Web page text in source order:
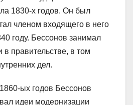
1830-х годов. Он был
членом входящего в него
году. Бессонов занимал
правительстве, в том
дел.
ых годов Бессонов
идеи модернизации